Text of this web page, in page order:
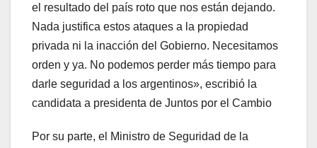
el resultado del país roto que nos están dejando.
Nada justifica estos ataques a la propiedad
privada ni la inacción del Gobierno. Necesitamos
orden y ya. No podemos perder más tiempo para
darle seguridad a los argentinos», escribió la
candidata a presidenta de Juntos por el Cambio
Por su parte, el Ministro de Seguridad de la